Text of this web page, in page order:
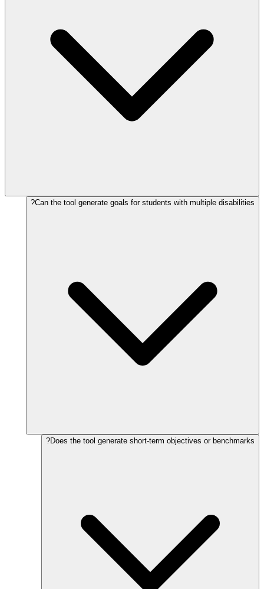
Can the tool generate goals for students with multiple disabilities?
Does the tool generate short-term objectives or benchmarks?